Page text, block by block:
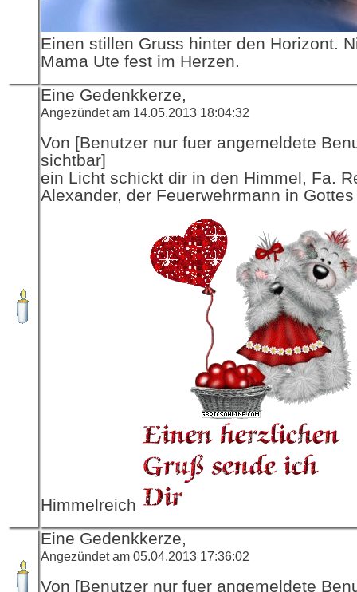
Einen stillen Gruss hinter den Horizont.
Mama Ute fest im Herzen.
Eine Gedenkkerze,
Angezündet am 14.05.2013 18:04:32
Von [Benutzer nur fuer angemeldete
sichtbar]
ein Licht schickt dir in den Himmel, Fa.
Alexander, der Feuerwehrmann in Gottes
Himmelreich
Eine Gedenkkerze,
Angezündet am 05.04.2013 17:36:02
Von [Benutzer nur fuer angemeldete